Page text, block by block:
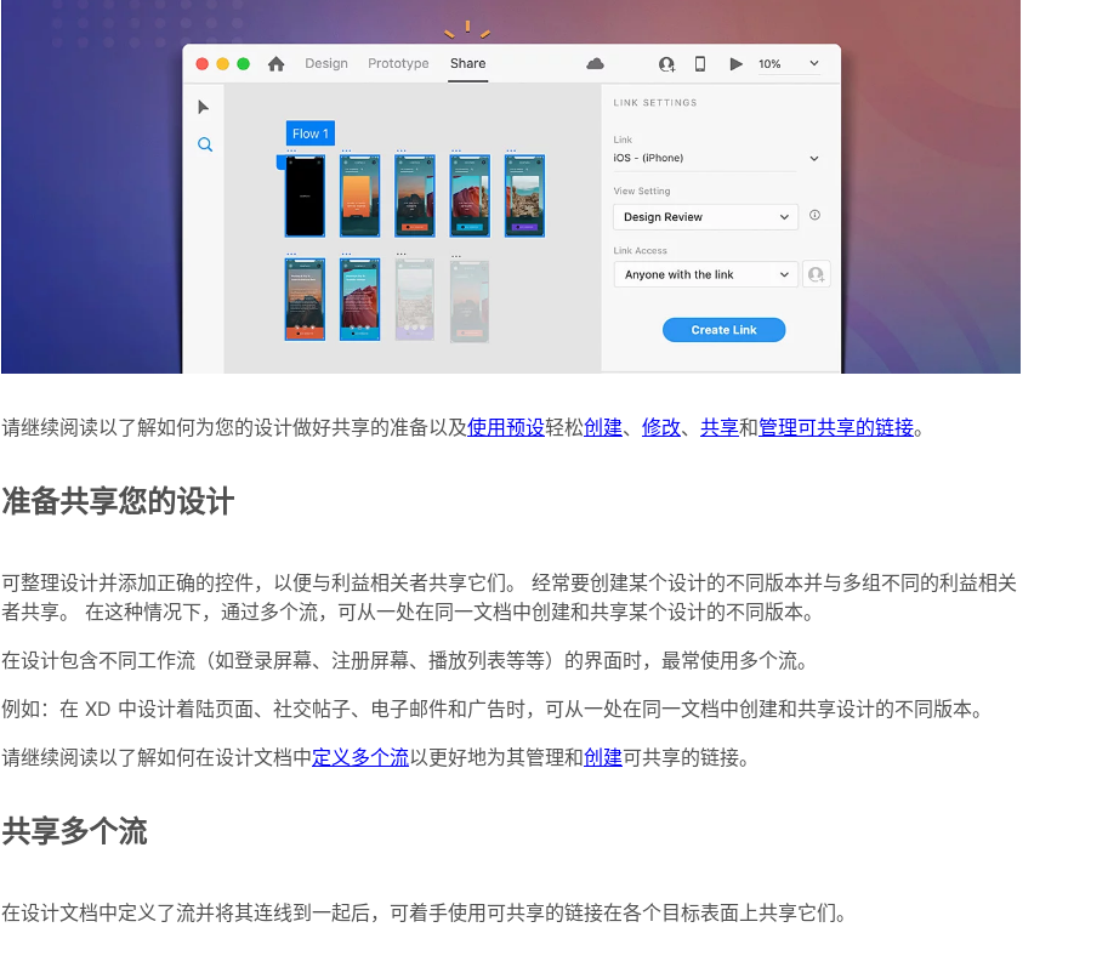
请继续阅读以了解如何为您的设计做好共享的准备以及使用预设轻松创建、 修改、 共享和管理可共享的链接。
准备共享您的设计
可整理设计并添加正确的控件，以便与利益相关者共享它们。 经常要创建某个设计的不同版本并与多组不同的利益相关
者共享。 在这种情况下，通过多个流，可从一处在同一文档中创建和共享某个设计的不同版本。
在设计包含不同工作流（如登录屏幕、注册屏幕、播放列表等等）的界面时，最常使用多个流。
例如：在 XD 中设计着陆页面、社交帖子、电子邮件和广告时，可从一处在同一文档中创建和共享设计的不同版本。
请继续阅读以了解如何在设计文档中定义多个流以更好地为其管理和创建可共享的链接。
共享多个流
在设计文档中定义了流并将其连线到一起后，可着手使用可共享的链接在各个目标表面上共享它们。